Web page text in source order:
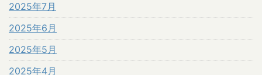
2025年7月
2025年6月
2025年5月
2025年4月